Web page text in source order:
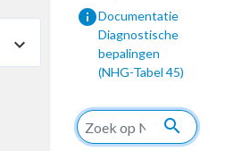
infoDocumentatie
Diagnostische
bepalingen
(NHG-Tabel 45)
search